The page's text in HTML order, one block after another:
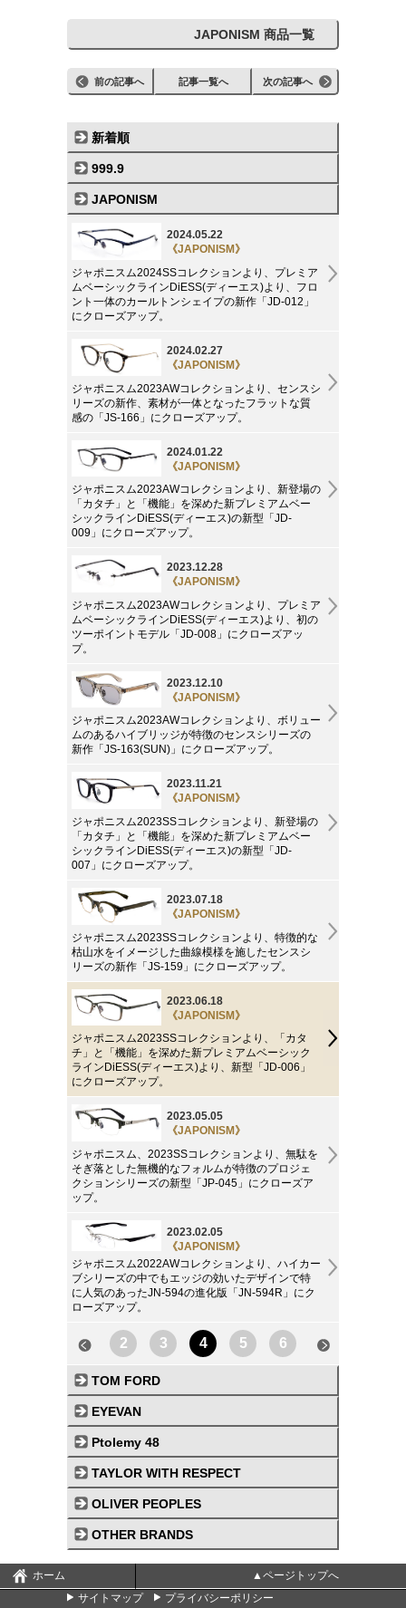
JAPONISM 商品一覧
前の記事へ 記事一覧へ 次の記事へ
新着順
999.9
JAPONISM
2024.05.22
《JAPONISM》
ジャポニスム2024SSコレクションより、プレミア
ムベーシックラインDiESS(ディーエス)より、フロ
ント一体のカールトンシェイプの新作「JD-012」
にクローズアップ。
2024.02.27
《JAPONISM》
ジャポニスム2023AWコレクションより、センスシ
リーズの新作、素材が一体となったフラットな質
感の「JS-166」にクローズアップ。
2024.01.22
《JAPONISM》
ジャポニスム2023AWコレクションより、新登場の
「カタチ」と「機能」を深めた新プレミアムベー
シックラインDiESS(ディーエス)の新型「JD-
009」にクローズアップ。
2023.12.28
《JAPONISM》
ジャポニスム2023AWコレクションより、プレミア
ムベーシックラインDiESS(ディーエス)より、初の
ツーポイントモデル「JD-008」にクローズアッ
プ。
2023.12.10
《JAPONISM》
ジャポニスム2023AWコレクションより、ボリュー
ムのあるハイブリッジが特徴のセンスシリーズの
新作「JS-163(SUN)」にクローズアップ。
2023.11.21
《JAPONISM》
ジャポニスム2023SSコレクションより、新登場の
「カタチ」と「機能」を深めた新プレミアムベー
シックラインDiESS(ディーエス)の新型「JD-
007」にクローズアップ。
2023.07.18
《JAPONISM》
ジャポニスム2023SSコレクションより、特徴的な
枯山水をイメージした曲線模様を施したセンスシ
リーズの新作「JS-159」にクローズアップ。
2023.06.18
《JAPONISM》
ジャポニスム2023SSコレクションより、「カタ
チ」と「機能」を深めた新プレミアムベーシック
ラインDiESS(ディーエス)より、新型「JD-006」
にクローズアップ。
2023.05.05
《JAPONISM》
ジャポニスム、2023SSコレクションより、無駄を
そぎ落とした無機的なフォルムが特徴のプロジェ
クションシリーズの新型「JP-045」にクローズア
ップ。
2023.02.05
《JAPONISM》
ジャポニスム2022AWコレクションより、ハイカー
ブシリーズの中でもエッジの効いたデザインで特
に人気のあったJN-594の進化版「JN-594R」にク
ローズアップ。
2 3 4 5 6
TOM FORD
EYEVAN
Ptolemy 48
TAYLOR WITH RESPECT
OLIVER PEOPLES
OTHER BRANDS
ホーム
▲ページトップへ
サイトマップ
プライバシーポリシー